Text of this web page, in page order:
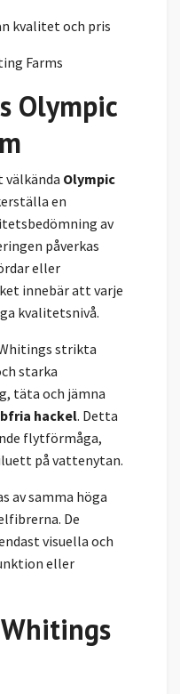
kvalitet och pris
Farms
Olympic
välkända Olympic
en
av
påverkas
eller
innebär att varje
kvalitetsnivå.
strikta
starka
täta och jämna
hackel. Detta
flytförmåga,
på vattenytan.
av samma höga
De
visuella och
eller